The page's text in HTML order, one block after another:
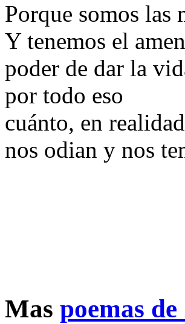
Porque somos las
Y tenemos el
poder de dar la
por todo eso
cuánto, en
nos odian y nos
Mas poemas